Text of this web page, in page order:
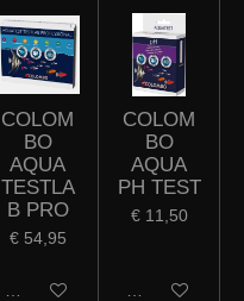
COLOM
BO
AQUA
TESTLA
B PRO
€ 54,95
In winkelwagen
COLOM
BO
AQUA
PH TEST
€ 11,50
In winkelwagen